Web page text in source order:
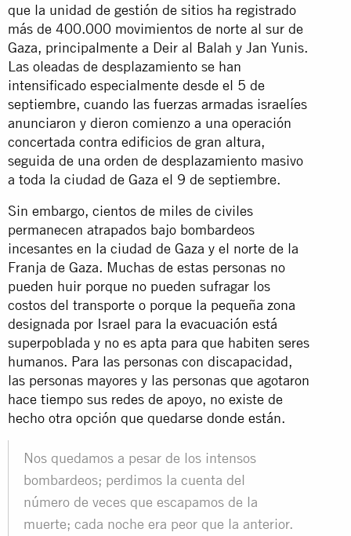
que la unidad de gestión de sitios ha registrado
más de 400.000 movimientos de norte al sur de
Gaza, principalmente a Deir al Balah y Jan Yunis.
Las oleadas de desplazamiento se han
intensificado especialmente desde el 5 de
septiembre, cuando las fuerzas armadas israelíes
anunciaron y dieron comienzo a una operación
concertada contra edificios de gran altura,
seguida de una orden de desplazamiento masivo
a toda la ciudad de Gaza el 9 de septiembre.
Sin embargo, cientos de miles de civiles
permanecen atrapados bajo bombardeos
incesantes en la ciudad de Gaza y el norte de la
Franja de Gaza. Muchas de estas personas no
pueden huir porque no pueden sufragar los
costos del transporte o porque la pequeña zona
designada por Israel para la evacuación está
superpoblada y no es apta para que habiten seres
humanos. Para las personas con discapacidad,
las personas mayores y las personas que agotaron
hace tiempo sus redes de apoyo, no existe de
hecho otra opción que quedarse donde están.
Nos quedamos a pesar de los intensos
bombardeos; perdimos la cuenta del
número de veces que escapamos de la
muerte; cada noche era peor que la anterior.